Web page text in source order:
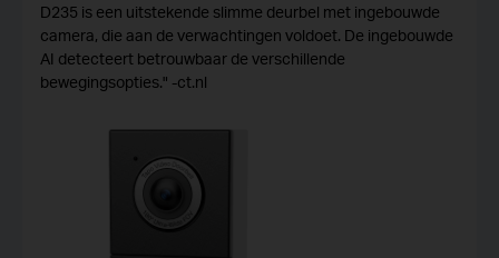
D235 is een uitstekende slimme deurbel met ingebouwde
camera, die aan de verwachtingen voldoet. De ingebouwde
AI detecteert betrouwbaar de verschillende
bewegingsopties." -ct.nl